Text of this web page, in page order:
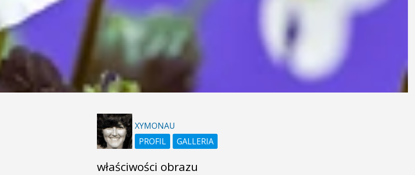
XYMONAU
PROFIL
GALLERIA
właściwości obrazu